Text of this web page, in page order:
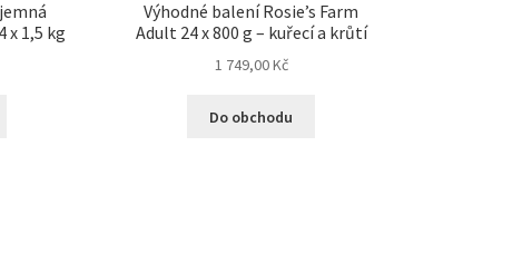
x 1,5 kg
Výhodné balení Rosie’s Farm
Adult 24 x 800 g – kuřecí a krůtí
1 749,00Kč
Do obchodu